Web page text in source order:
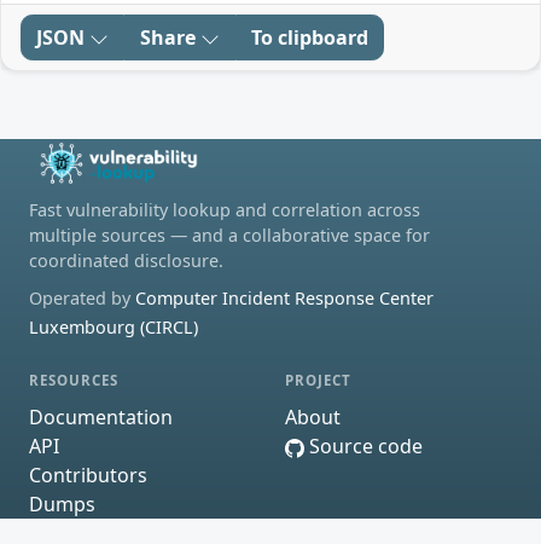
JSON Share To clipboard
Fast vulnerability lookup and correlation across
multiple sources — and a collaborative space for
coordinated disclosure.
Operated by Computer Incident Response Center
Luxembourg (CIRCL)
RESOURCES
Documentation
API
Contributors
Dumps
PROJECT
About
Source code